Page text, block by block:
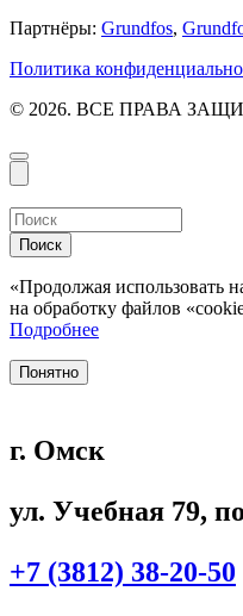
Партнёры: Grundfos,
Политика
© 2026. ВСЕ ПРАВА
Поиск
«Продолжая использовать
на обработку файлов
Подробнее
Понятно
г. Омск
ул. Учебная 79,
+7 (3812) 38-20-50